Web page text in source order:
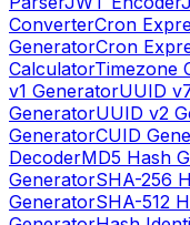
ConverterCron
GeneratorCron
CalculatorTimezone
v1 GeneratorUUID
GeneratorUUID v2
GeneratorCUID
DecoderMD5 Hash
GeneratorSHA-256
GeneratorSHA-512